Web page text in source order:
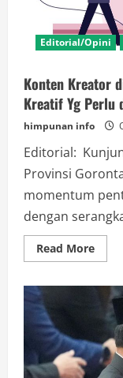
Editorial/Opini
Konten Kreator
Kreatif Yg Perlu
himpunan info
Editorial:
Provinsi
momentum
dengan
Read MoreRead
more
Yg
Perlu